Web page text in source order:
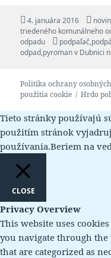
Publikované
4. januára 2016
triedeného komunálneho
odpadu
Značky
podpaľač,
odpad,pyroman v Dubnici
Politika ochrany
použitia cookie
Hrdo
Tieto stránky používajú
použitím stránok
používania.Beriem na
CLOSE
Privacy Overview
This website uses
you navigate through the
that are categorized as